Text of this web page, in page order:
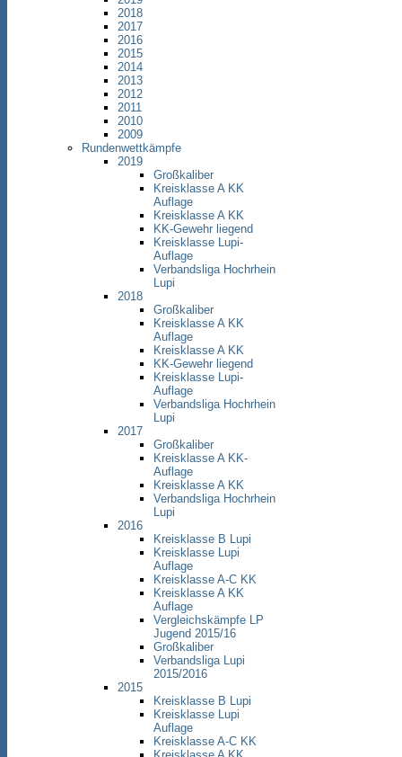
2018
2017
2016
2015
2014
2013
2012
2011
2010
2009
Rundenwettkämpfe
2019
Großkaliber
Kreisklasse A KK
Auflage
Kreisklasse A KK
KK-Gewehr liegend
Kreisklasse Lupi-
Auflage
Verbandsliga Hochrhein
Lupi
2018
Großkaliber
Kreisklasse A KK
Auflage
Kreisklasse A KK
KK-Gewehr liegend
Kreisklasse Lupi-
Auflage
Verbandsliga Hochrhein
Lupi
2017
Großkaliber
Kreisklasse A KK-
Auflage
Kreisklasse A KK
Verbandsliga Hochrhein
Lupi
2016
Kreisklasse B Lupi
Kreisklasse Lupi
Auflage
Kreisklasse A-C KK
Kreisklasse A KK
Auflage
Vergleichskämpfe LP
Jugend 2015/16
Großkaliber
Verbandsliga Lupi
2015/2016
2015
Kreisklasse B Lupi
Kreisklasse Lupi
Auflage
Kreisklasse A-C KK